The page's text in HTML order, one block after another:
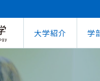
大学紹介 学